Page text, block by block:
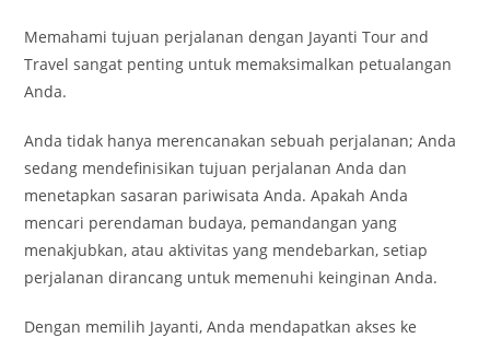
Memahami tujuan perjalanan dengan Jayanti Tour and
Travel sangat penting untuk memaksimalkan petualangan
Anda.
Anda tidak hanya merencanakan sebuah perjalanan; Anda
sedang mendefinisikan tujuan perjalanan Anda dan
menetapkan sasaran pariwisata Anda. Apakah Anda
mencari perendaman budaya, pemandangan yang
menakjubkan, atau aktivitas yang mendebarkan, setiap
perjalanan dirancang untuk memenuhi keinginan Anda.
Dengan memilih Jayanti, Anda mendapatkan akses ke